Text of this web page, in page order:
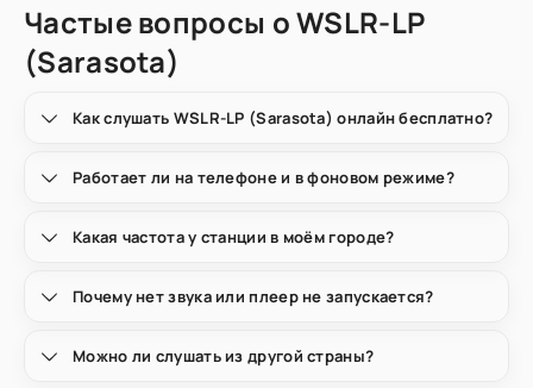
Частые вопросы о WSLR-LP
(Sarasota)
Как слушать WSLR-LP (Sarasota) онлайн бесплатно?
Работает ли на телефоне и в фоновом режиме?
Какая частота у станции в моём городе?
Почему нет звука или плеер не запускается?
Можно ли слушать из другой страны?